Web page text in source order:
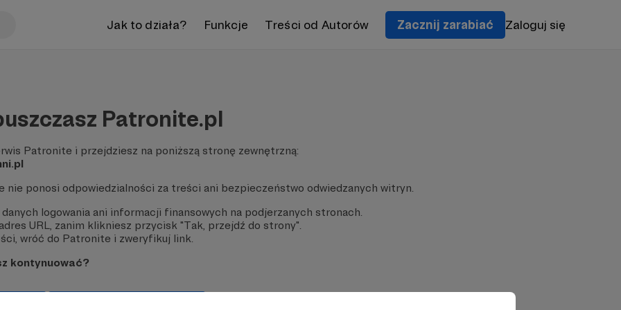
Jak to działa? Funkcje Treści od Autorów Zacznij zarabiać Zaloguj się
Patronite.pl
Patronite i przejdziesz na poniższą stronę zewnętrzną:
nie ponosi odpowiedzialności za treści ani bezpieczeństwo odwiedzanych witryn.
logowania ani informacji finansowych na podjerzanych stronach.
URL, zanim klikniesz przycisk "Tak, przejdź do strony".
wróć do Patronite i zweryfikuj link.
kontynuować?